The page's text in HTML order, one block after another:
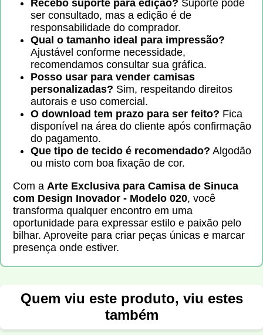
Recebo suporte para edição? Suporte pode
ser consultado, mas a edição é de
responsabilidade do comprador.
Qual o tamanho ideal para impressão?
Ajustável conforme necessidade,
recomendamos consultar sua gráfica.
Posso usar para vender camisas
personalizadas? Sim, respeitando direitos
autorais e uso comercial.
O download tem prazo para ser feito? Fica
disponível na área do cliente após confirmação
do pagamento.
Que tipo de tecido é recomendado? Algodão
ou misto com boa fixação de cor.
Com a Arte Exclusiva para Camisa de Sinuca
com Design Inovador - Modelo 020, você
transforma qualquer encontro em uma
oportunidade para expressar estilo e paixão pelo
bilhar. Aproveite para criar peças únicas e marcar
presença onde estiver.
Quem viu este produto, viu estes
também